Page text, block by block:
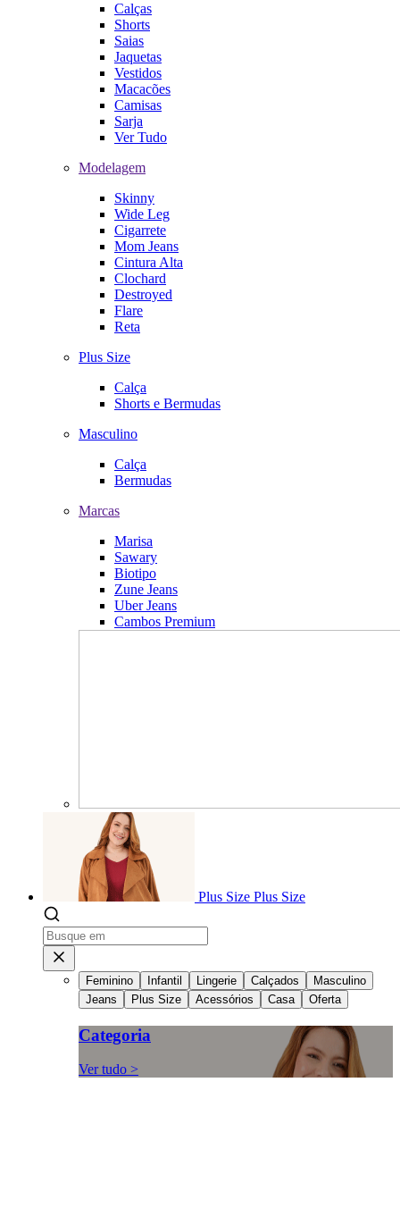
Calças
Shorts
Saias
Jaquetas
Vestidos
Macacões
Camisas
Sarja
Ver Tudo
Modelagem
Skinny
Wide Leg
Cigarrete
Mom Jeans
Cintura Alta
Clochard
Destroyed
Flare
Reta
Plus Size
Calça
Shorts e Bermudas
Masculino
Calça
Bermudas
Marcas
Marisa
Sawary
Biotipo
Zune Jeans
Uber Jeans
Cambos Premium
Plus Size Plus Size
Feminino Infantil Lingerie Calçados
Masculino
Jeans
Plus Size Acessórios Casa Oferta
Categoria
Ver tudo >